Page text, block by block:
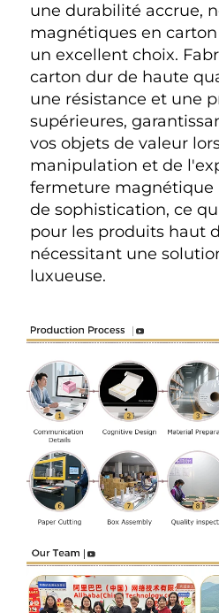
une durabilité accrue,
magnétiques en
un excellent choix.
carton dur de haute
une résistance et une
supérieures,
vos objets de valeur
manipulation et de
fermeture magnétique
de sophistication, ce
pour les produits haut
nécessitant une
luxueuse.